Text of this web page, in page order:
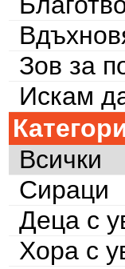
Зов за
Искам
Всички
Сираци
Деца с
Хора с